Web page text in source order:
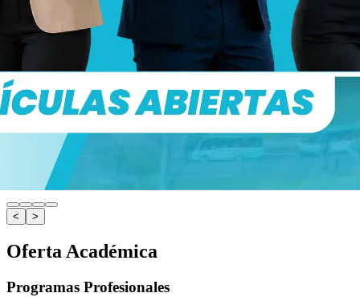
< >
Oferta Académica
Programas Profesionales